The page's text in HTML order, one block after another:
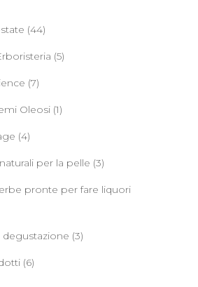
(44)
(5)
(7)
Oleosi (1)
(4)
per la pelle (3)
pronte per fare liquori
degustazione (3)
(6)